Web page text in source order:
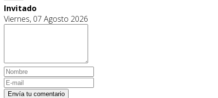
Invitado
Viernes, 07 Agosto 2026
Envía tu comentario